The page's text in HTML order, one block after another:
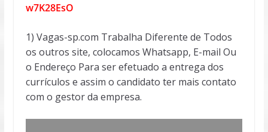
w7K28EsO
1) Vagas-sp.com Trabalha Diferente de Todos
os outros site, colocamos Whatsapp, E-mail Ou
o Endereço Para ser efetuado a entrega dos
currículos e assim o candidato ter mais contato
com o gestor da empresa.